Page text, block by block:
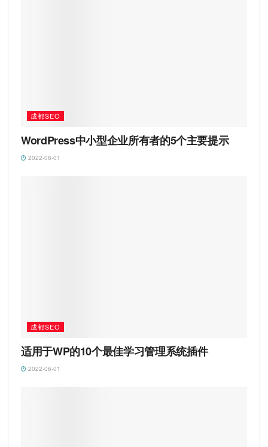
成都SEO
WordPress中小型企业所有者的5个主要提示
2022-06-01
成都SEO
适用于WP的10个最佳学习管理系统插件
2022-06-01